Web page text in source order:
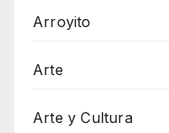
Arroyito
Arte
Arte y Cultura